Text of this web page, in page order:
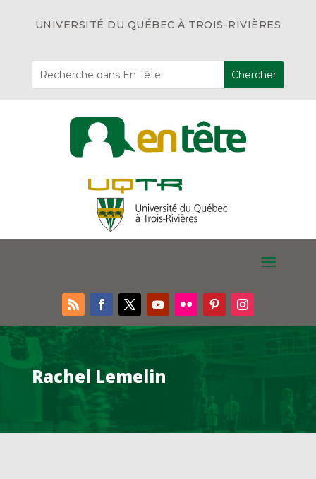
UNIVERSITÉ DU QUÉBEC À TROIS-RIVIÈRES
Rachel Lemelin